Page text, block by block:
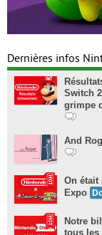
Dernières infos
Switch
grimpe
And
On était
Expo
Notre
tous les